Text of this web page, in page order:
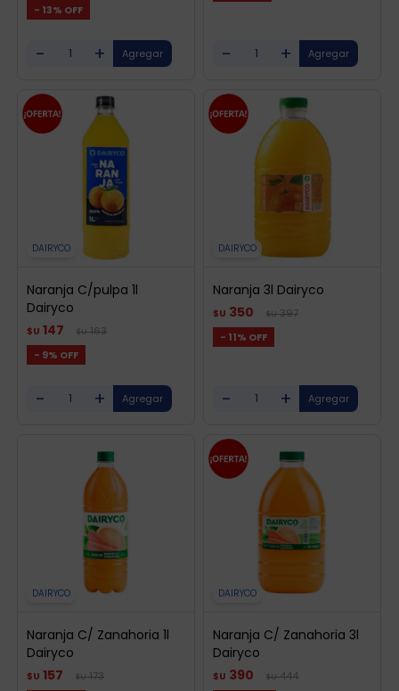
13
- + - +
DAIRYCO
Naranja C/pulpa 1l
Dairyco
$U 147 $U 163
9
- +
DAIRYCO
Naranja 3l Dairyco
$U 350 $U 397
11
- +
DAIRYCO
Naranja C/ Zanahoria 1l
Dairyco
$U 157 $U 173
DAIRYCO
Naranja C/ Zanahoria 3l
Dairyco
$U 390 $U 444